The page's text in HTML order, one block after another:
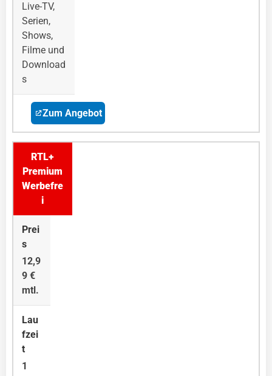
Live-TV,
Serien,
Shows,
Filme und
Download
s
Zum Angebot
RTL+
Premium
Werbefre
i
12,9
9 €
mtl.
1